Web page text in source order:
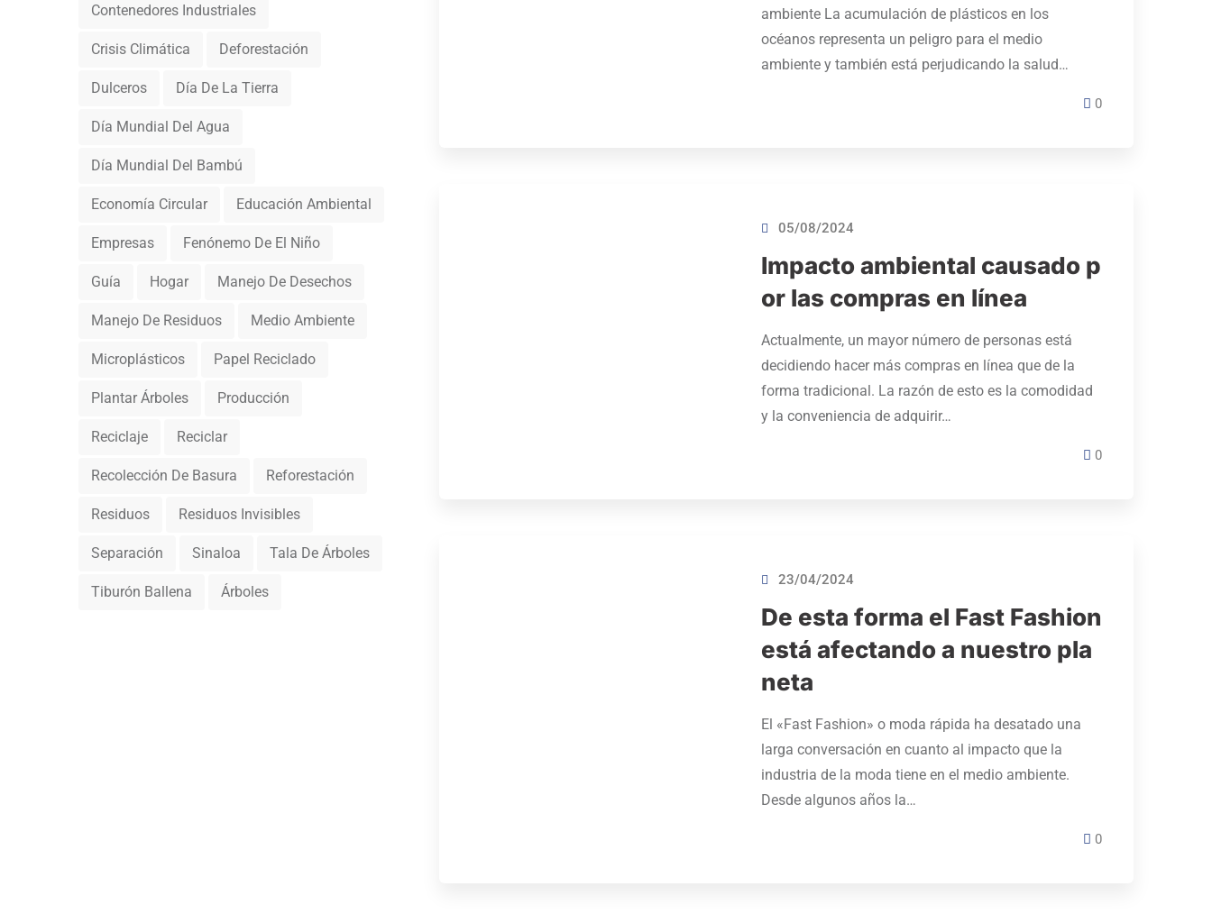
Contenedores Industriales
Crisis Climática Deforestación
Dulceros Día De La Tierra
Día Mundial Del Agua
Día Mundial Del Bambú
Economía Circular Educación Ambiental
Empresas Fenónemo De El Niño
Guía Hogar Manejo De Desechos
Manejo De Residuos Medio Ambiente
Microplásticos Papel Reciclado
Plantar Árboles Producción
Reciclaje Reciclar
Recolección De Basura Reforestación
Residuos Residuos Invisibles
Separación Sinaloa Tala De Árboles
Tiburón Ballena Árboles
ambiente La acumulación de plásticos en los
océanos representa un peligro para el medio
ambiente y también está perjudicando la salud…
0
05/08/2024
Impacto ambiental causado p
or las compras en línea
Actualmente, un mayor número de personas está
decidiendo hacer más compras en línea que de la
forma tradicional. La razón de esto es la comodidad
y la conveniencia de adquirir…
0
23/04/2024
De esta forma el Fast Fashion
está afectando a nuestro pla
neta
El «Fast Fashion» o moda rápida ha desatado una
larga conversación en cuanto al impacto que la
industria de la moda tiene en el medio ambiente.
Desde algunos años la…
0